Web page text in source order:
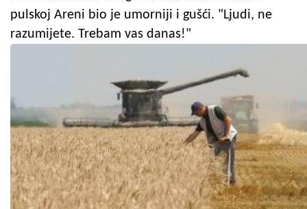
pulskoj Areni bio je umorniji i gušći. "Ljudi, ne
razumijete. Trebam vas danas!"